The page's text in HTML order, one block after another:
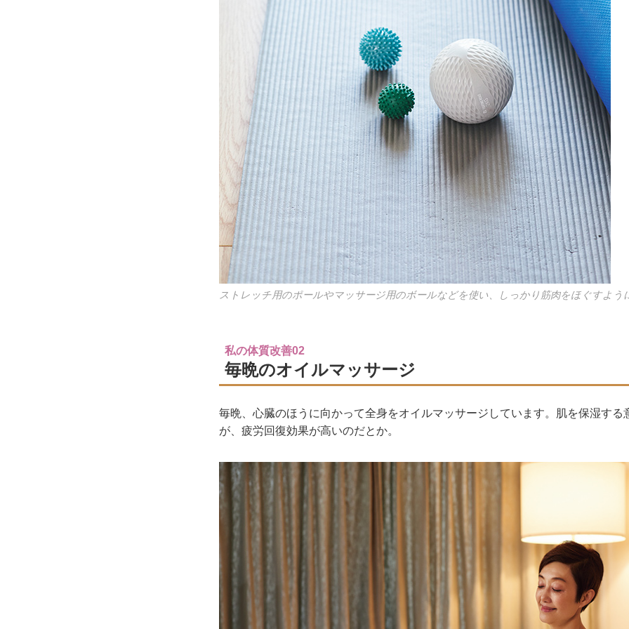
ストレッチ用のポールやマッサージ用のボールなどを使い、しっかり筋肉をほぐすよう
私の体質改善02
毎晩のオイルマッサージ
毎晩、心臓のほうに向かって全身をオイルマッサージしています。肌を保湿する
が、疲労回復効果が高いのだとか。